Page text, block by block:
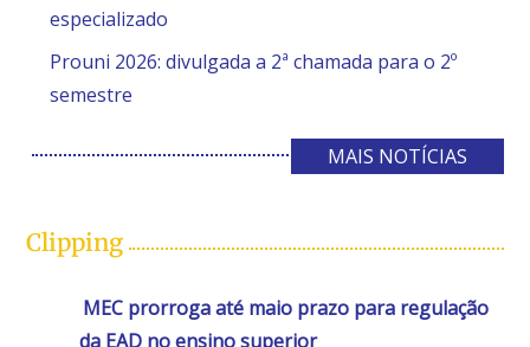
especializado
Prouni 2026: divulgada a 2ª chamada para o 2º
semestre
MAIS NOTÍCIAS
Clipping
MEC prorroga até maio prazo para regulação
da EAD no ensino superior